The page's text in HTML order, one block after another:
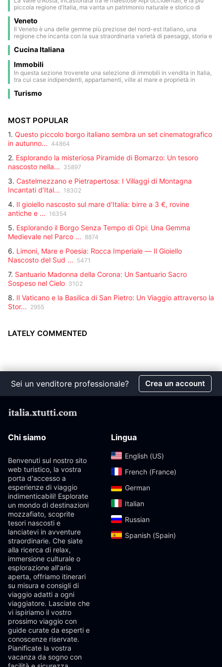
Il territorio è ricco di storia e cultura: castelli medievali come Castel
Tirolo, simbolo della regione, Castel Roncolo, famoso per i suoi affreschi
rinascimentali, e Castel d'Appiano, testimoniano un passato fatto di
nobili casate e antiche battaglie.
piccola regione d'Italia, ma vanta un patrimonio naturale e storico di
Francia e Svizzera, questa terra è un vero paradiso per gli amanti della
natura e degli sport invernali. I suoi panorami sono dominati dalle vette
più imponenti d’Europa: il Monte Bianco, la vetta più alta del continente,
il Cervino con la sua forma iconica, il Monte Rosa e il Gran Paradiso,
unico parco nazionale italiano situato interamente in questa regione.
Veneto
Il Veneto è una delle gemme più preziose del nord-est italiano, una
regione che incanta con la sua straordinaria varietà di paesaggi, storia e
fino alle tranquille acque del mar Adriatico, il Veneto offre un panorama
questa terra si trova Venezia, la sua capitale unica al mondo, celebre per
i suoi canali romantici, i ponti eleganti e l’architettura che mescola
gotico, rinascimentale e barocco. La città è un vero e proprio museo a
cielo aperto, famosa anche per il suo carnevale storico, un tripudio di
maschere, colori e tradizioni secolari che ogni anno richiama visitatori
da ogni angolo del globo.
Cucina Italiana
Immobili
In questa sezione troverete una selezione di immobili in vendita in Italia,
tra cui case indipendenti, appartamenti, ville al mare e proprietà in
posizione, prezzo e caratteristiche principali. Ideale per chi cerca una
Turismo
MOST POPULAR
1. Questo piccolo borgo italiano sembra un set cinematografico
in autunno... 44864
2. Esplorando la misteriosa Piramide di Bomarzo: Un tesoro
nascosto nella... 35897
3. Castelmezzano e Pietrapertosa: I Villaggi di Montagna
Incantati d’Ital... 18302
4. Il gioiello nascosto sul mare d'Italia: birre a 3 €, rovine
antiche e ... 16354
5. Esplorando il Borgo Senza Tempo di Opi: Una Gemma
Medievale nel Parco ... 8874
6. Limoni, Mare e Poesia: Rocca Imperiale — Il Gioiello
Nascosto del Sud ... 5471
7. Santuario Madonna della Corona: Un Santuario Sacro
Sospeso nel Cielo 3102
8. Il Vaticano e la Basilica di San Pietro: Un Viaggio attraverso la
Stor... 2955
LATELY COMMENTED
Sei un venditore professionale? Crea un account
Chi siamo
Benvenuti sul nostro sito
web turistico, la vostra
porta d'accesso a
esperienze di viaggio
indimenticabili! Esplorate
un mondo di destinazioni
mozzafiato, scoprite
tesori nascosti e
lanciatevi in ​​avventure
straordinarie. Che siate
alla ricerca di relax,
immersione culturale o
esplorazione all'aria
aperta, offriamo itinerari
su misura e consigli di
viaggio adatti a ogni
viaggiatore. Lasciate che
vi ispiriamo il vostro
prossimo viaggio con
guide curate da esperti e
conoscenze riservate.
Pianificate la vostra
vacanza da sogno con
Lingua
English (US)‎
French (France)‎
German‎
Italian‎
Russian‎
Spanish (Spain)‎